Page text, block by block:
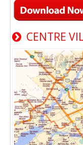
CENTRE